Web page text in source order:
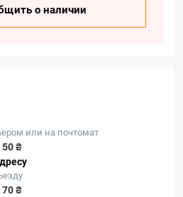
о наличии
или на почтомат
50 ₴
70 ₴